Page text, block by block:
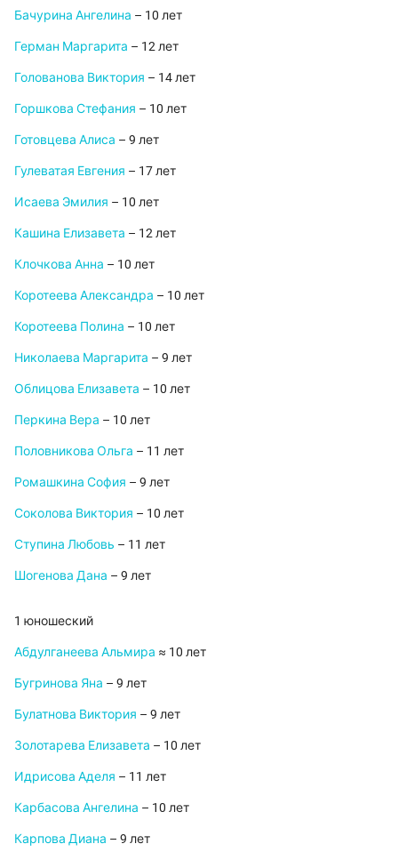
Бачурина Ангелина – 10 лет
Герман Маргарита – 12 лет
Голованова Виктория – 14 лет
Горшкова Стефания – 10 лет
Готовцева Алиса – 9 лет
Гулеватая Евгения – 17 лет
Исаева Эмилия – 10 лет
Кашина Елизавета – 12 лет
Клочкова Анна – 10 лет
Коротеева Александра – 10 лет
Коротеева Полина – 10 лет
Николаева Маргарита – 9 лет
Облицова Елизавета – 10 лет
Перкина Вера – 10 лет
Половникова Ольга – 11 лет
Ромашкина София – 9 лет
Соколова Виктория – 10 лет
Ступина Любовь – 11 лет
Шогенова Дана – 9 лет
1 юношеский
Абдулганеева Альмира ≈ 10 лет
Бугринова Яна – 9 лет
Булатнова Виктория – 9 лет
Золотарева Елизавета – 10 лет
Идрисова Аделя – 11 лет
Карбасова Ангелина – 10 лет
Карпова Диана – 9 лет